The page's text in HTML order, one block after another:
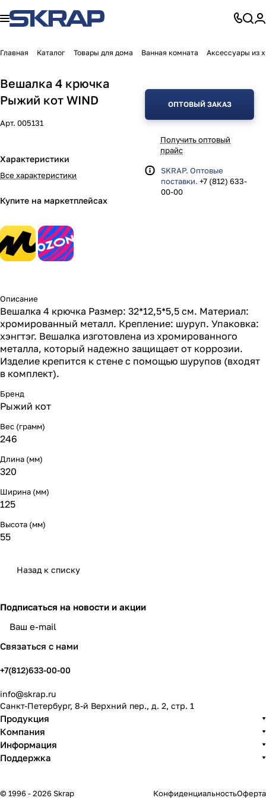
Главная Каталог Товары для дома Ванная комната Аксессуары из
Вешалка 4 крючка
Рыжий кот WIND
Арт. 005131
Характеристики
Все характеристики
Купите на маркетплейсах
ОПТОВЫЙ ЗАКАЗ
Получить оптовый
прайс
SKRAP. Оптовые
поставки. +7 (812) 633-
00-00
Описание
Вешалка 4 крючка Размер: 32*12,5*5,5 см. Материал:
хромированный металл. Крепление: шуруп. Упаковка:
хэнгтэг. Вешалка изготовлена из хромированного
металла, который надежно защищает от коррозии.
Изделие крепится к стене с помощью шурупов (входят
в комплект).
Бренд
Рыжий кот
Вес (грамм)
246
Длина (мм)
320
Ширина (мм)
125
Высота (мм)
55
Назад к списку
Подписаться на новости и акции
Связаться с нами
+7(812)633-00-00
info@skrap.ru
Санкт-Петербург, 8-й Верхний пер., д. 2, стр. 1
Продукция
Компания
Информация
Поддержка
© 1996 - 2026 Skrap КонфиденциальностьОферта